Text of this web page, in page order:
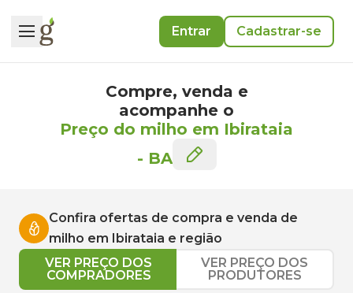
Entrar Cadastrar-se
Compre, venda e
acompanhe o
Preço do milho em Ibirataia
- BA
Confira ofertas de compra e venda de
milho em Ibirataia e região
VER PREÇO DOS
COMPRADORES
VER PREÇO DOS
PRODUTORES